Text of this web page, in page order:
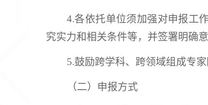
4.各依托单位须加强对申报工
究实力和相关条件等，并签署明确意
5.鼓励跨学科、跨领域组成专
（二） 申报方式